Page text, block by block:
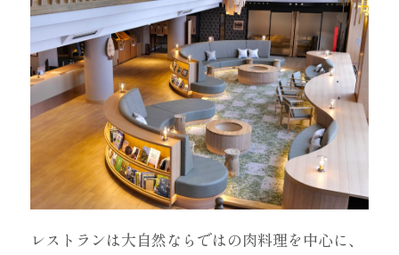
レストランは大自然ならではの肉料理を中心に、